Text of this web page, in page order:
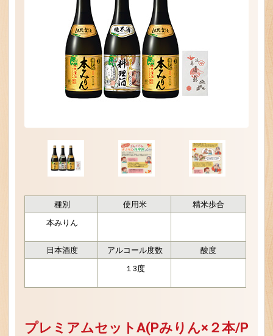
種別
本みりん
日本酒度
使用米
アルコール度数
１3度
精米歩合
酸度
プレミアムセットA(Pみりん×２本/P